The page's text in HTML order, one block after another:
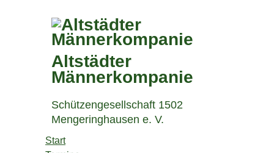
Altstädter
Männerkompanie
Schützengesellschaft 1502
Mengeringhausen e. V.
Start